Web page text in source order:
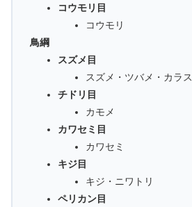
コウモリ目
コウモリ
鳥綱
スズメ目
スズメ・ツバメ・カラス
チドリ目
カモメ
カワセミ目
カワセミ
キジ目
キジ・ニワトリ
ペリカン目